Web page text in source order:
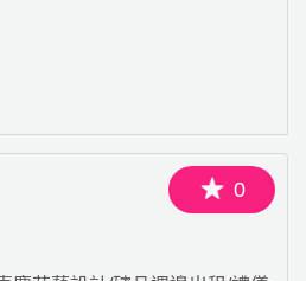
0